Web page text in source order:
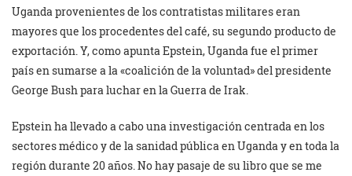
Uganda provenientes de los contratistas militares eran
mayores que los procedentes del café, su segundo producto de
exportación. Y, como apunta Epstein, Uganda fue el primer
país en sumarse a la «coalición de la voluntad» del presidente
George Bush para luchar en la Guerra de Irak.
Epstein ha llevado a cabo una investigación centrada en los
sectores médico y de la sanidad pública en Uganda y en toda la
región durante 20 años. No hay pasaje de su libro que se me